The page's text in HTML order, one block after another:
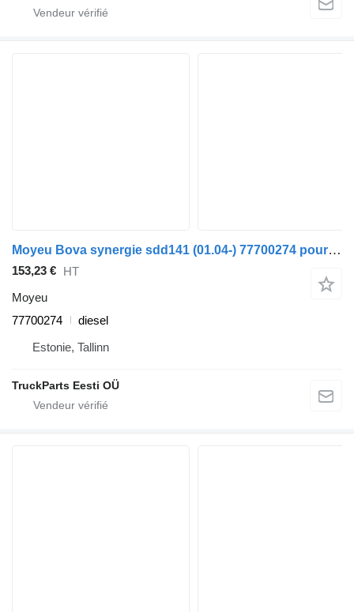
Moyeu Bova synergie sdd141 (01.04-) 77700274 pour bus Bova Synergy, Lexio (2004-)
153,23 €
HT
Moyeu
77700274
diesel
Estonie, Tallinn
TruckParts Eesti OÜ